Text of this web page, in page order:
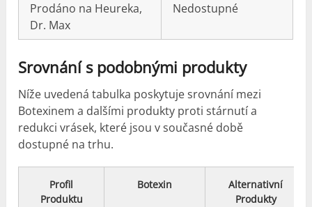
Prodáno na Heureka,
Dr. Max
Nedostupné
Srovnání s podobnými produkty
Níže uvedená tabulka poskytuje srovnání mezi
Botexinem a dalšími produkty proti stárnutí a
redukci vrásek, které jsou v současné době
dostupné na trhu.
Profil
Produktu
Botexin
Alternativní
Produkty